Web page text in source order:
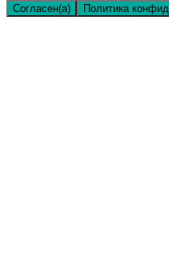
Согласен(а) Политика